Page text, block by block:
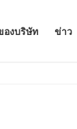
องบริษัท ข่าว